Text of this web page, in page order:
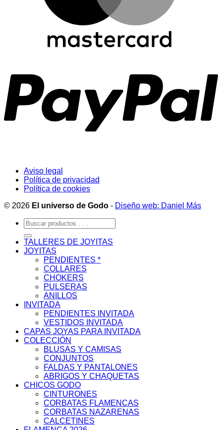
Aviso legal
Política de privacidad
Política de cookies
© 2026 El universo de Godo - Diseño web: Daniel Más
Buscar
por:
TALLERES DE JOYITAS
JOYITAS
PENDIENTES *
COLLARES
CHOKERS
PULSERAS
ANILLOS
INVITADA
PENDIENTES INVITADA
VESTIDOS INVITADA
CAPAS JOYAS PARA INVITADA
COLECCIÓN
BLUSAS Y CAMISAS
CONJUNTOS
FALDAS Y PANTALONES
ABRIGOS Y CHAQUETAS
CHICOS GODO
CINTURONES
CORBATAS FLAMENCAS
CORBATAS NAZARENAS
CALCETINES